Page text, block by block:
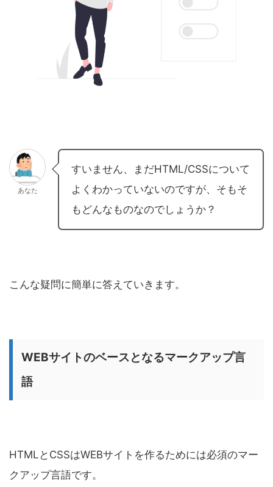
あなた
すいません、まだHTML/CSSについて
よくわかっていないのですが、そもそ
もどんなものなのでしょうか？
こんな疑問に簡単に答えていきます。
WEBサイトのベースとなるマークアップ言
語
HTMLとCSSはWEBサイトを作るためには必須のマー
クアップ言語です。